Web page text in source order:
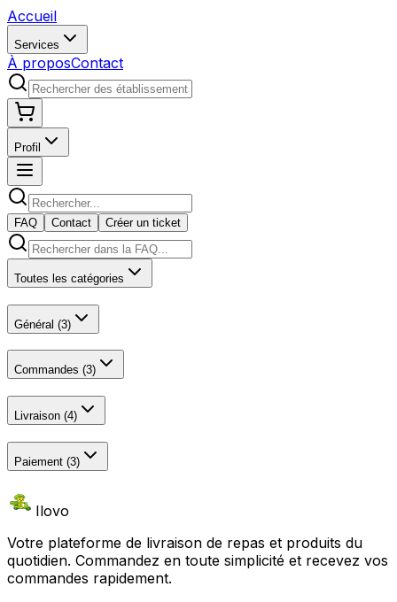
Accueil
Services
À proposContact
Profil
FAQ Contact Créer un ticket
Toutes les catégories
Général (3)
Commandes (3)
Livraison (4)
Paiement (3)
Ilovo
Votre plateforme de livraison de repas et produits du
quotidien. Commandez en toute simplicité et recevez vos
commandes rapidement.